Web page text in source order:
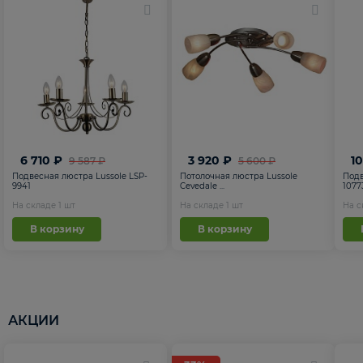
9 587 ₽
6 710 ₽
Подвесная люстра Lussole LSP-
9941
На складе 1 шт
В корзину
5 600 ₽
3 920 ₽
Потолочная люстра Lussole
Cevedale ...
На складе 1 шт
В корзину
На
АКЦИИ